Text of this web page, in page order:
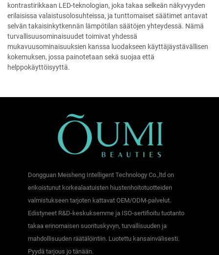
kontrastirikkaan LED-teknologian, joka takaa selkeän näkyvyyden
erilaisissa valaistusolosuhteissa, ja tunttomaiset säätimet antavat
selvän takaisinkytkennän lämpötilan säätöjen yhteydessä. Nämä
turvallisuusominaisuudet toimivat yhdessä
mukavuusominaisuuksien kanssa luodakseen käyttäjäystävällisen
kokemuksen, jossa painotetaan sekä suojaa että
helppokäyttöisyyttä.
Dongguan Meisheng Intelligent Technology Co.,ltd on
erikoistunut korkealaatuisten hiustenhoitotuotteiden
valmistukseen tarjoten kattavat OEM/ODM-palvelut.
Edistyneet R&D-keskuksemme ja ISO-sertifioitu tuotanto
takaa erinomaisen suorituskyvyn, turvallisuuden ja
mahdollisuuden räätälöintiin. Luotettu kansainvälisesti.
Pyydä tarjous jo tänään.